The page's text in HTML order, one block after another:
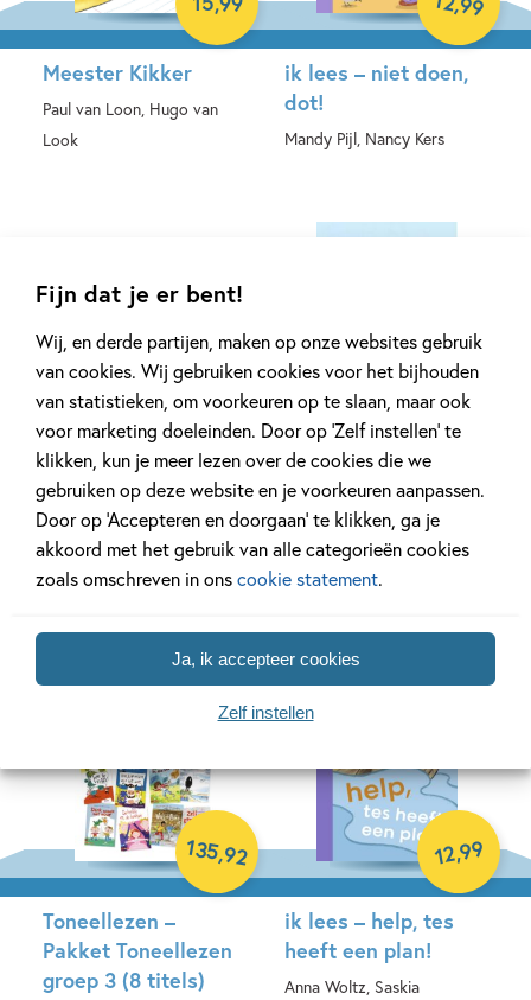
Fijn dat je er bent!
Wij, en derde partijen, maken op onze websites gebruik
van cookies. Wij gebruiken cookies voor het bijhouden
van statistieken, om voorkeuren op te slaan, maar ook
voor marketing doeleinden. Door op ‘Zelf instellen’ te
klikken, kun je meer lezen over de cookies die we
gebruiken op deze website en je voorkeuren aanpassen.
Door op ‘Accepteren en doorgaan’ te klikken, ga je
akkoord met het gebruik van alle categorieën cookies
zoals omschreven in onscookie statement.
Ja, ik accepteer cookies
Zelf instellen
Meester Kikker
Paul van Loon, Hugo van
Look
ik lees – niet doen,
dot!
Mandy Pijl, Nancy Kers
Veilig leren lezen –
Naar het bos AVI M3
Annemarie Bon
13,99
Veilig leren lezen –
Het nest AVI E3
Esther van Lieshout, Jan
Lieffering
11,99
Toneellezen –
Pakket Toneellezen
groep 3 (8 titels)
135,92
ik lees – help, tes
heeft een plan!
Anna Woltz, Saskia
12,99